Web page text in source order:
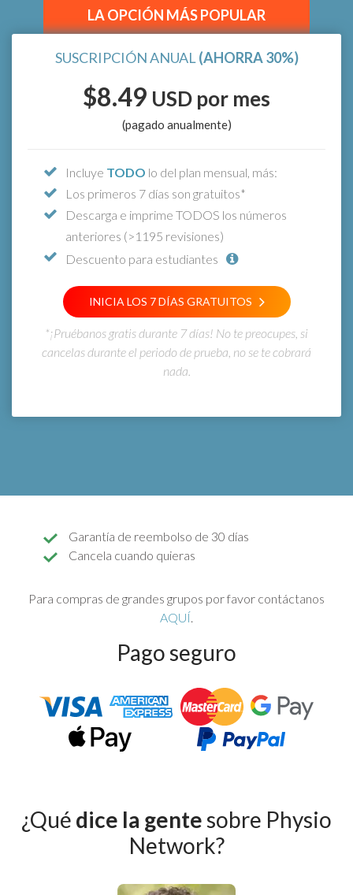
LA OPCIÓN MÁS POPULAR
SUSCRIPCIÓN ANUAL(AHORRA 30%)
$8.49 USD por mes
(pagado anualmente)
Incluye TODO lo del plan mensual, más:
Los primeros 7 días son gratuitos*
Descarga e imprime TODOS los números
anteriores (>1195 revisiones)
Descuento para estudiantes
INICIA LOS 7 DÍAS GRATUITOS
*¡Pruébanos gratis durante 7 días! No te preocupes, si
cancelas durante el periodo de prueba, no se te cobrará
nada.
Garantía de reembolso de 30 días
Cancela cuando quieras
Para compras de grandes grupos por favor contáctanos
AQUÍ.
Pago seguro
¿Qué dice la gente sobre Physio
Network?